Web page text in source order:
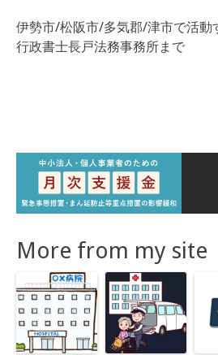
伊勢市/松阪市/多気郡/津市で活動
行政書士長戸法務事務所まで
More from my site